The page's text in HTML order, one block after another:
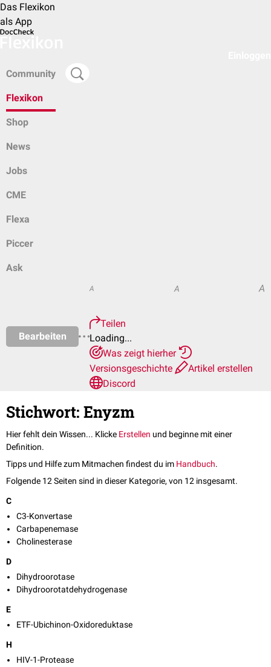
Das Flexikon
als App
Community
Flexikon
Shop
News
Jobs
CME
Flexa
Piccer
Ask
Bearbeiten
A A A
Teilen
Loading...
Was zeigt hierher
Versionsgeschichte
Artikel erstellen
Discord
Stichwort: Enyzm
Hier fehlt dein Wissen... Klicke Erstellen und beginne mit einer
Definition.
Tipps und Hilfe zum Mitmachen findest du im Handbuch.
Folgende 12 Seiten sind in dieser Kategorie, von 12 insgesamt.
C
C3-Konvertase
Carbapenemase
Cholinesterase
D
Dihydroorotase
Dihydroorotatdehydrogenase
E
ETF-Ubichinon-Oxidoreduktase
H
HIV-1-Protease